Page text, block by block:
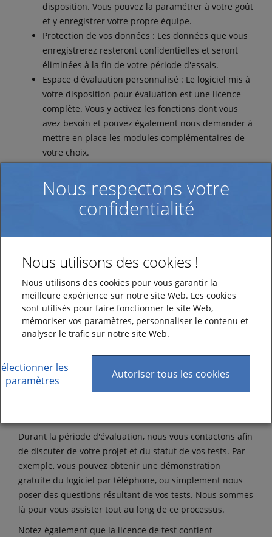
disposition. Vous pouvez la paramétrer à votre goût
et y enregistrer votre propre équipe.
Protection de vos données : Les données que vous
enregistrerez resteront confidentielles et seront
éliminées à la fin de votre période d'essais.
Espace d'évaluation personnalisé : Le logiciel mis à
votre disposition pour évaluation est une licence
complète. Vous y activez les fonctions dont vous
avez besoin et pouvez également nous demander à
mettre en place les modules complémentaires de
votre choix.
enquête d’essai complète depuis notre logiciel
Survey&Report, auprès de vos sondés (10 maximum pour
vos tests), vous devez obtenir une autorisation de notre
Comment fonctionne la
licence d’évaluation ?
Il vous suffit de renseigner vos coordonnées
professionnelles dans le formulaire « Commandez votre
propre espace d'évaluation », une fois que vous avez
cliqué sur le bouton correspondant ci-dessous. Ensuite,
vous recevrez rapidement un e-mail contenant un lien
personnel vers votre espace d'évaluation. Veuillez noter
Durant la période d'évaluation, nous vous contactons afin
de discuter de votre projet et du statut de vos tests. Par
exemple, vous pouvez obtenir une démonstration
gratuite du logiciel par téléphone, ou simplement nous
poser des questions résultant de vos tests. Nous sommes
là pour vous assister tout au long de ce processus.
Notez également que la licence de test contient
Nous respectons votre
confidentialité
Nous utilisons des cookies !
Nous utilisons des cookies pour vous garantir la
meilleure expérience sur notre site Web. Les cookies
sont utilisés pour faire fonctionner le site Web,
mémoriser vos paramètres, personnaliser le contenu et
analyser le trafic sur notre site Web.
les
paramètres
Autoriser tous les cookies